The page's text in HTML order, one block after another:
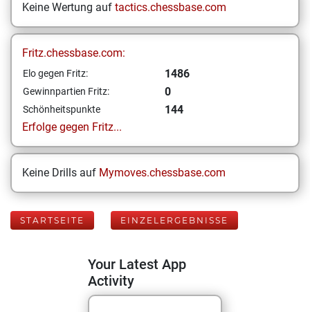
Keine Wertung auf tactics.chessbase.com
Fritz.chessbase.com:
Elo gegen Fritz: 1486
Gewinnpartien Fritz: 0
Schönheitspunkte
144
Erfolge gegen Fritz...
Keine Drills auf Mymoves.chessbase.com
STARTSEITE EINZELERGEBNISSE
Your Latest App
Activity